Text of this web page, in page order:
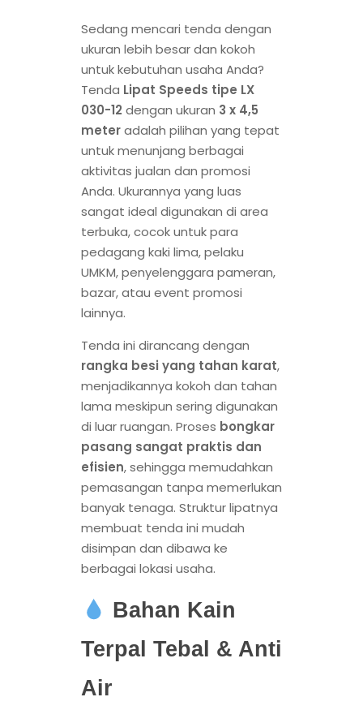
Sedang mencari tenda dengan
ukuran lebih besar dan kokoh
untuk kebutuhan usaha Anda?
Tenda Lipat Speeds tipe LX
030-12 dengan ukuran 3 x 4,5
meteradalah pilihan yang tepat
untuk menunjang berbagai
aktivitas jualan dan promosi
Anda. Ukurannya yang luas
sangat ideal digunakan di area
terbuka, cocok untuk para
pedagang kaki lima, pelaku
UMKM, penyelenggara pameran,
bazar, atau event promosi
lainnya.
Tenda ini dirancang dengan
rangka besi yang tahan karat,
menjadikannya kokoh dan tahan
lama meskipun sering digunakan
di luar ruangan. Proses bongkar
pasang sangat praktis dan
efisien, sehingga memudahkan
pemasangan tanpa memerlukan
banyak tenaga. Struktur lipatnya
membuat tenda ini mudah
disimpan dan dibawa ke
berbagai lokasi usaha.
Bahan Kain
Terpal Tebal & Anti
Air